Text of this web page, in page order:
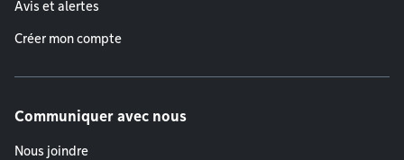
Avis et alertes
Créer mon compte
Communiquer avec nous
Nous joindre